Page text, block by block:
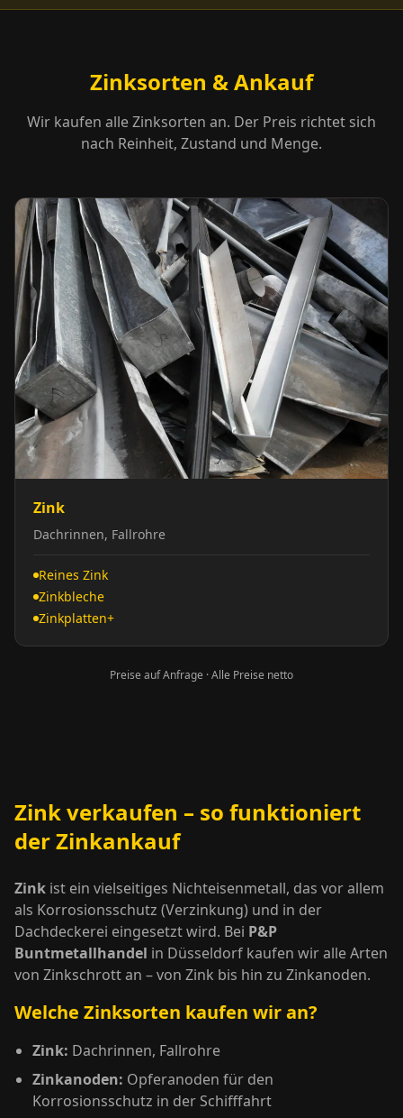
Zinksorten & Ankauf
Wir kaufen alle Zinksorten an. Der Preis richtet sich
nach Reinheit, Zustand und Menge.
Zink
Dachrinnen, Fallrohre
Reines Zink
Zinkbleche
Zinkplatten+
Preise auf Anfrage · Alle Preise netto
Zink verkaufen – so funktioniert
der Zinkankauf
Zink ist ein vielseitiges Nichteisenmetall, das vor allem
als Korrosionsschutz (Verzinkung) und in der
Dachdeckerei eingesetzt wird. Bei P&P
Buntmetallhandel in Düsseldorf kaufen wir alle Arten
von Zinkschrott an – von Zink bis hin zu Zinkanoden.
Welche Zinksorten kaufen wir an?
Zink: Dachrinnen, Fallrohre
Zinkanoden: Opferanoden für den
Korrosionsschutz in der Schifffahrt